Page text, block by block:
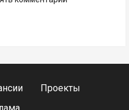
Проекты